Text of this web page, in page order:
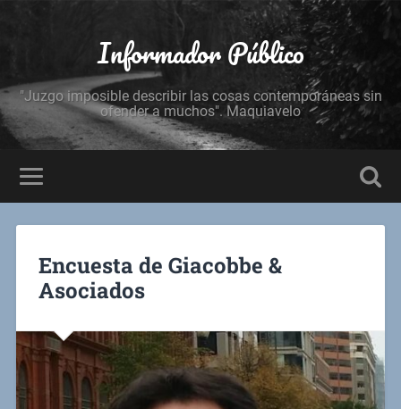
Informador Público
"Juzgo imposible describir las cosas contemporáneas sin
ofender a muchos". Maquiavelo
Encuesta de Giacobbe &
Asociados